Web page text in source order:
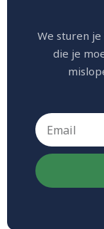
We sturen
die je